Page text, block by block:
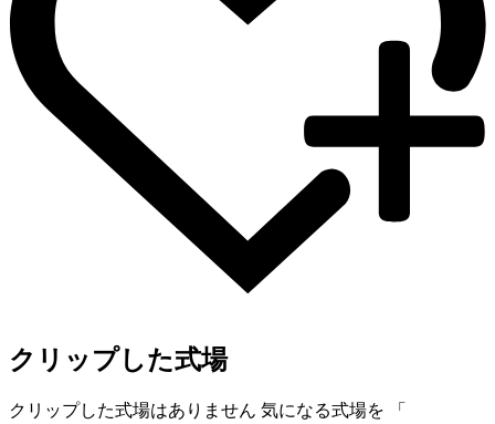
クリップした式場
クリップした式場はありません 気になる式場を 「